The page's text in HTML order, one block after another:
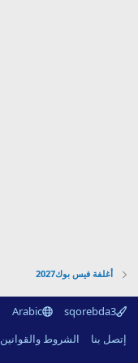
أغلفة فيس بوك2027
sqorebda3
Arabic
إتصل بنا
الشروط والقوانين